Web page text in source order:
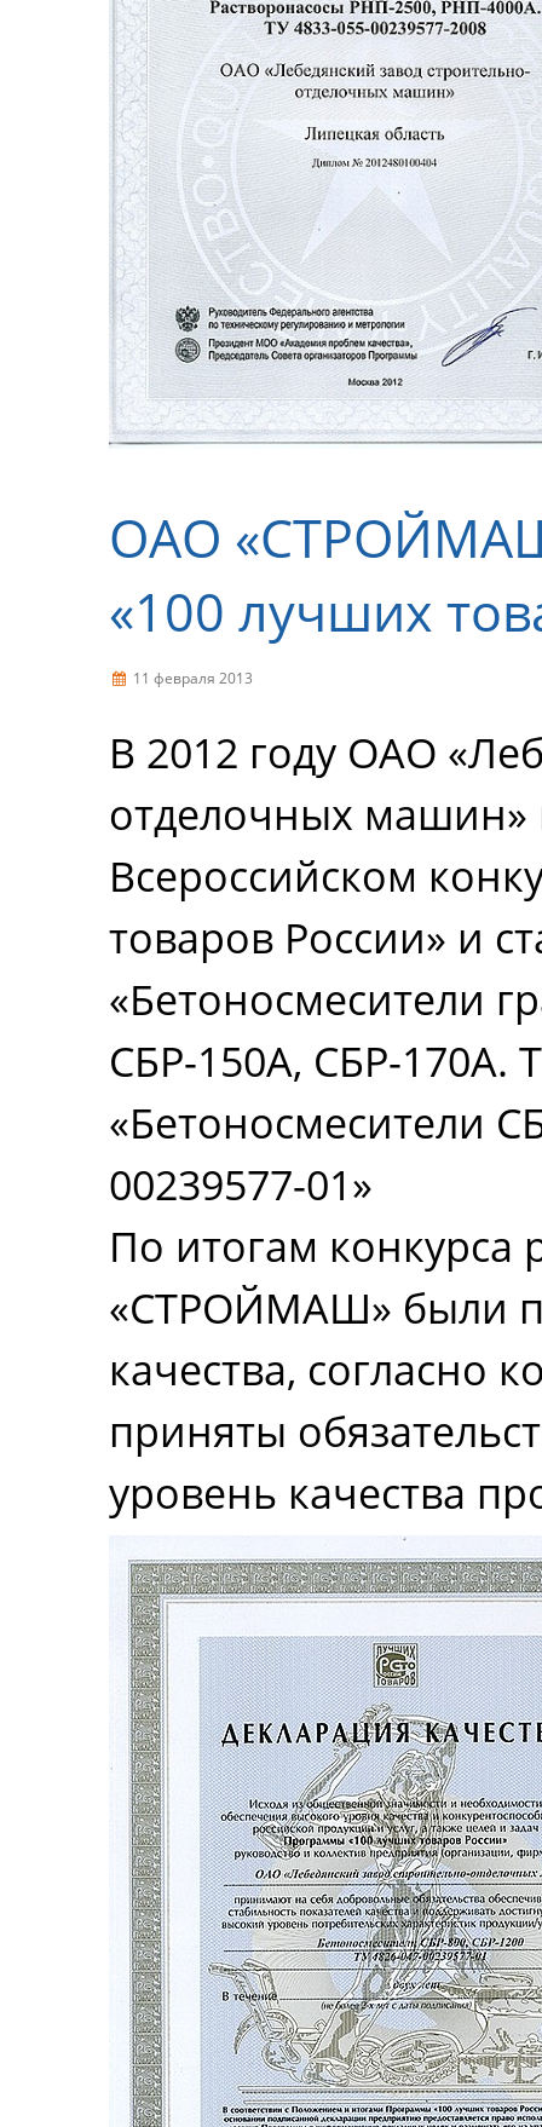
ОАО
«100 лучших
11 февраля 2013
В 2012 году ОАО
отделочных машин»
Всероссийском
товаров России» и
«Бетоносмесители
СБР-150А, СБР-170А.
«Бетоносмесители
00239577-01»
По итогам конкурса
«СТРОЙМАШ» были
качества, согласно
приняты
уровень качества